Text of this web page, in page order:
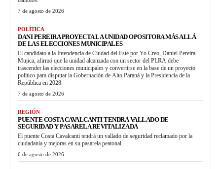
7 de agosto de 2026
POLÍTICA
DANI PEREIRA PROYECTA LA UNIDAD OPOSITORA MÁS ALLÁ
DE LAS ELECCIONES MUNICIPALES
El candidato a la Intendencia de Ciudad del Este por Yo Creo, Daniel Pereira
Mujica, afirmó que la unidad alcanzada con un sector del PLRA debe
trascender las elecciones municipales y convertirse en la base de un proyecto
político para disputar la Gobernación de Alto Paraná y la Presidencia de la
República en 2028.
7 de agosto de 2026
REGIÓN
PUENTE COSTA CAVALCANTI TENDRÁ VALLADO DE
SEGURIDAD Y PASARELA REVITALIZADA
El puente Costa Cavalcanti tendrá un vallado de seguridad reclamado por la
ciudadanía y mejoras en su pasarela peatonal.
6 de agosto de 2026